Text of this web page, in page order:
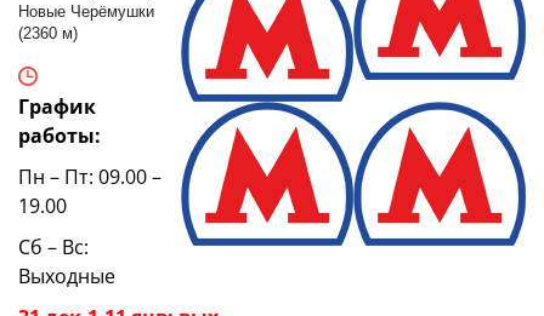
Новые Черёмушки
(2360 м)
График
работы:
Пн – Пт: 09.00 –
19.00
Сб – Вс:
Выходные